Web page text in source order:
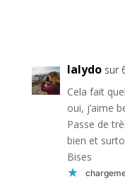
lalydo sur
Cela fait
oui, j’aime
Passe de
bien et
Bises